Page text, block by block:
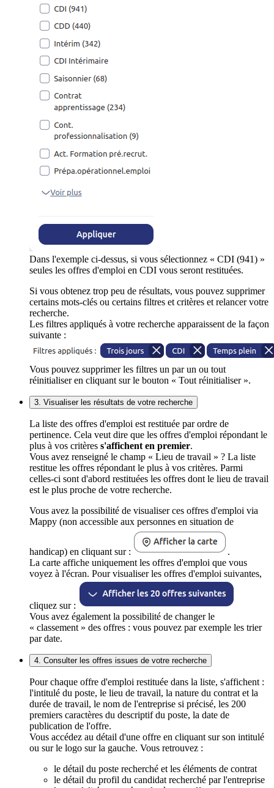
Dans l'exemple ci-dessus, si vous sélectionnez « CDI (941) »
seules les offres d'emploi en CDI vous seront restituées.
Si vous obtenez trop peu de résultats, vous pouvez supprimer
certains mots-clés ou certains filtres et critères et relancer votre
recherche.
Les filtres appliqués à votre recherche apparaissent de la façon
suivante :
Vous pouvez supprimer les filtres un par un ou tout
réinitialiser en cliquant sur le bouton « Tout réinitialiser ».
3. Visualiser les résultats de votre recherche
La liste des offres d'emploi est restituée par ordre de
pertinence. Cela veut dire que les offres d'emploi répondant le
plus à vos critères s'affichent en premier.
Vous avez renseigné le champ « Lieu de travail » ? La liste
restitue les offres répondant le plus à vos critères. Parmi
celles-ci sont d'abord restituées les offres dont le lieu de travail
est le plus proche de votre recherche.
Vous avez la possibilité de visualiser ces offres d'emploi via
Mappy (non accessible aux personnes en situation de
handicap) en cliquant sur :
.
La carte affiche uniquement les offres d'emploi que vous
voyez à l'écran. Pour visualiser les offres d'emploi suivantes,
cliquez sur :
Vous avez également la possibilité de changer le
« classement » des offres : vous pouvez par exemple les trier
par date.
4. Consulter les offres issues de votre recherche
Pour chaque offre d'emploi restituée dans la liste, s'affichent :
l'intitulé du poste, le lieu de travail, la nature du contrat et la
durée de travail, le nom de l'entreprise si précisé, les 200
premiers caractères du descriptif du poste, la date de
publication de l'offre.
Vous accédez au détail d'une offre en cliquant sur son intitulé
ou sur le logo sur la gauche. Vous retrouvez :
le détail du poste recherché et les éléments de contrat
le détail du profil du candidat recherché par l'entreprise